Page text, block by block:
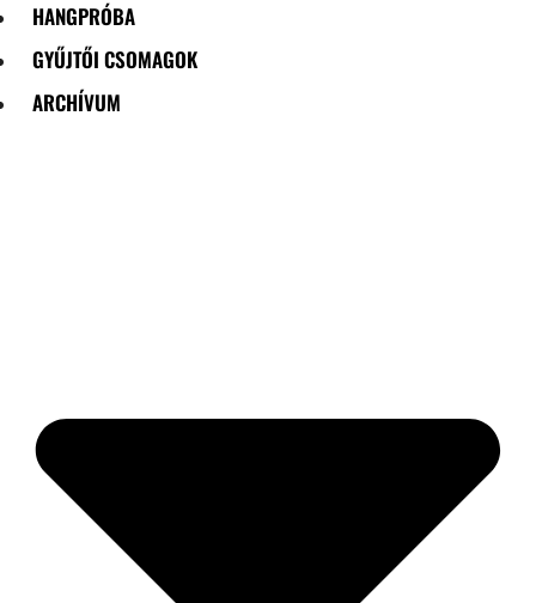
HANGPRÓBA
GYŰJTŐI CSOMAGOK
ARCHÍVUM